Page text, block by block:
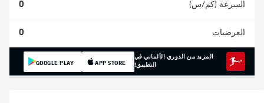
السرعة (كم/س) 0
العرضيات 0
المزيد من الدوري الألماني في
التطبيق!
APP STORE
GOOGLE PLAY